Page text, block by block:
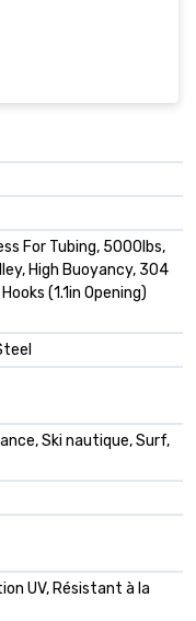
For Tubing, 5000lbs,
High Buoyancy, 304
(1.1in Opening)
Ski nautique, Surf,
UV, Résistant à la